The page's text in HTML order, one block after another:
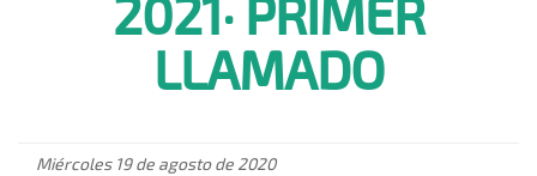
2021· PRIMER
LLAMADO
Miércoles 19 de agosto de 2020